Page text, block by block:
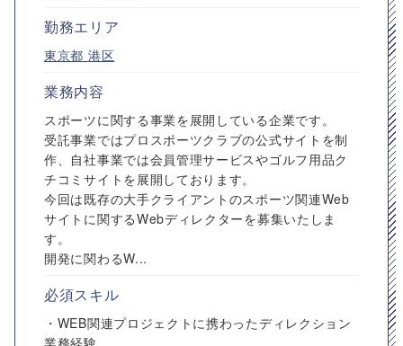
勤務エリア
東京都 港区
業務内容
スポーツに関する事業を展開している企業です。
受託事業ではプロスポーツクラブの公式サイトを制
作、自社事業では会員管理サービスやゴルフ用品ク
チコミサイトを展開しております。
今回は既存の大手クライアントのスポーツ関連Web
サイトに関するWebディレクターを募集いたしま
す。
開発に関わるW...
必須スキル
・WEB関連プロジェクトに携わったディレクション
業務経験